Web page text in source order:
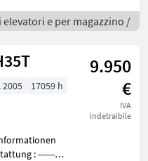
vorne -
hinten
elevatori e per magazzino /
9.950
€
IVA
indetraibile
17059 h